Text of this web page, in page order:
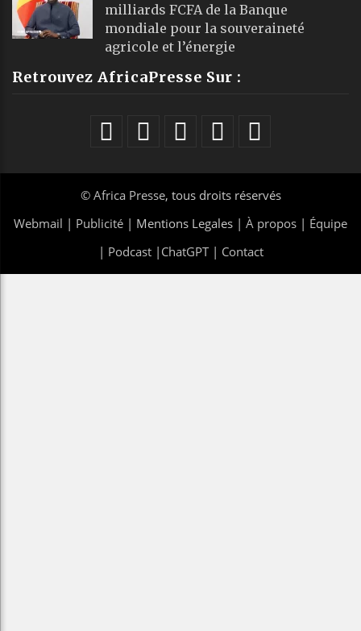
milliards FCFA de la Banque
mondiale pour la souveraineté
agricole et l’énergie
Retrouvez AfricaPresse Sur :
© Africa Presse, tous droits réservés
Webmail | Publicité | Mentions Legales | À propos | Équipe
| Podcast| ChatGPT| Contact